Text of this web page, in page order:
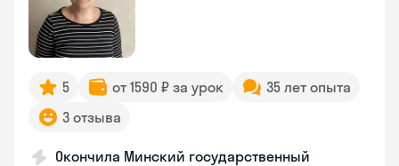
5 от 1590 ₽ за урок
35 лет опыта
3 отзыва
Окончила Минский государственный